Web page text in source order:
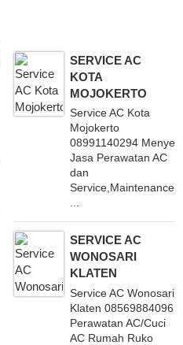
SERVICE AC
KOTA
MOJOKERTO
Service AC Kota
Mojokerto
08991140294
Jasa Perawatan AC
dan
Service,Maintenance
...
SERVICE AC
WONOSARI
KLATEN
Service AC Wonosari
Klaten 08569884096
Perawatan AC/Cuci
AC Rumah Ruko